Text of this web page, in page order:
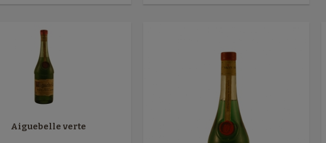
Aiguebelle verte